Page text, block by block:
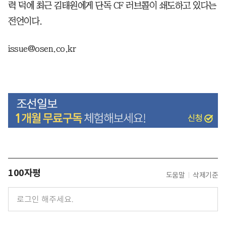
력 덕에 최근 김태원에게 단독 CF 러브콜이 쇄도하고 있다는
전언이다.
issue@osen.co.kr
100자평 도움말 삭제기준